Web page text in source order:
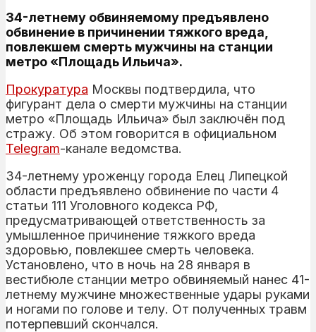
34-летнему обвиняемому предъявлено
обвинение в причинении тяжкого вреда,
повлекшем смерть мужчины на станции
метро «Площадь Ильича».
Прокуратура Москвы подтвердила, что
фигурант дела о смерти мужчины на станции
метро «Площадь Ильича» был заключён под
стражу. Об этом говорится в официальном
Telegram-канале ведомства.
34-летнему уроженцу города Елец Липецкой
области предъявлено обвинение по части 4
статьи 111 Уголовного кодекса РФ,
предусматривающей ответственность за
умышленное причинение тяжкого вреда
здоровью, повлекшее смерть человека.
Установлено, что в ночь на 28 января в
вестибюле станции метро обвиняемый нанес 41-
летнему мужчине множественные удары руками
и ногами по голове и телу. От полученных травм
потерпевший скончался.